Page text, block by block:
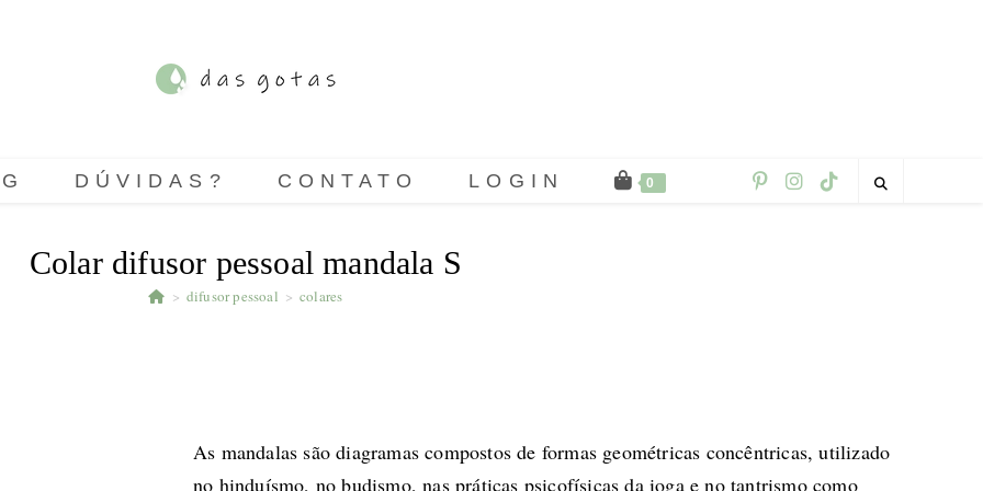
DÚVIDAS? CONTATO LOGIN 0
Colar difusor pessoal mandala S
> difusor pessoal > colares
As mandalas são diagramas compostos de formas geométricas concêntricas, utilizado
no hinduísmo, no budismo, nas práticas psicofísicas da ioga e no tantrismo como